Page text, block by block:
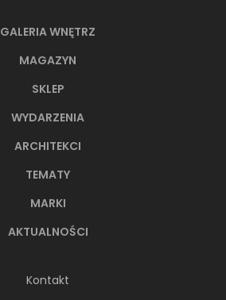
GALERIA WNĘTRZ
MAGAZYN
SKLEP
WYDARZENIA
ARCHITEKCI
TEMATY
MARKI
AKTUALNOŚCI
Kontakt